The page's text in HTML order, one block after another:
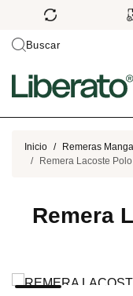
Buscar
LO NUEVO
BLOG
Inicio Remeras
Remera Lacoste
Remera